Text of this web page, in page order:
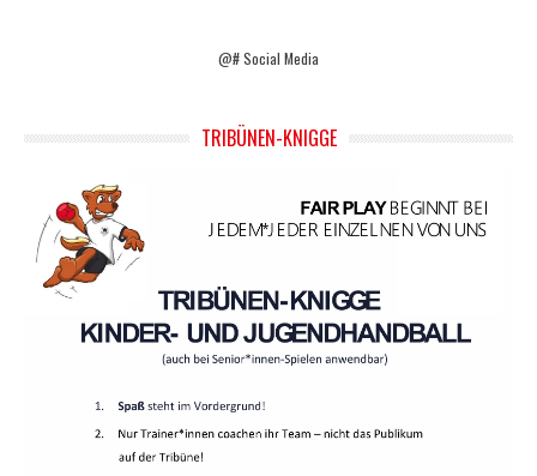
@# Social Media
TRIBÜNEN-KNIGGE